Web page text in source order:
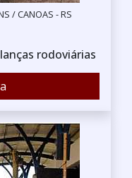
/ CANOAS - RS
rodoviárias